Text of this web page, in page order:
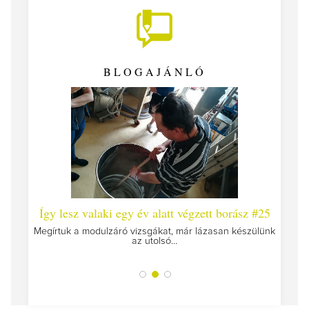
BLOGAJÁNLÓ
Így lesz valaki egy év alatt végzett borász #25
Megírtuk a modulzáró vizsgákat, már lázasan készülünk
az utolsó...